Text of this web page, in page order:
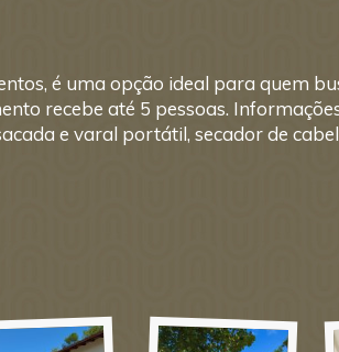
é uma opção ideal para quem
recebe até 5 pessoas.
e varal portátil, secador de